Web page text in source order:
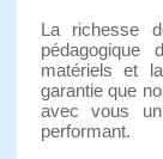
La richesse
matériels et
garantie que
avec vous
performant.